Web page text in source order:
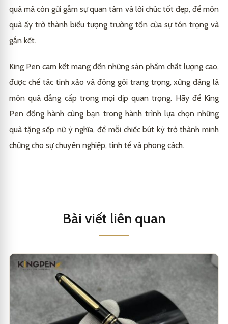
quà mà còn gửi gắm sự quan tâm và lời chúc tốt đẹp, để món
quà ấy trở thành biểu tượng trường tồn của sự tôn trọng và
gắn kết.
King Pen cam kết mang đến những sản phẩm chất lượng cao,
được chế tác tinh xảo và đóng gói trang trọng, xứng đáng là
món quà đẳng cấp trong mọi dịp quan trọng. Hãy để King
Pen đồng hành cùng bạn trong hành trình lựa chọn những
quà tặng sếp nữ ý nghĩa, để mỗi chiếc bút ký trở thành minh
chứng cho sự chuyên nghiệp, tinh tế và phong cách.
Bài viết liên quan